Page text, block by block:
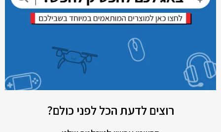
רוצים לדעת הכל לפני כולם?